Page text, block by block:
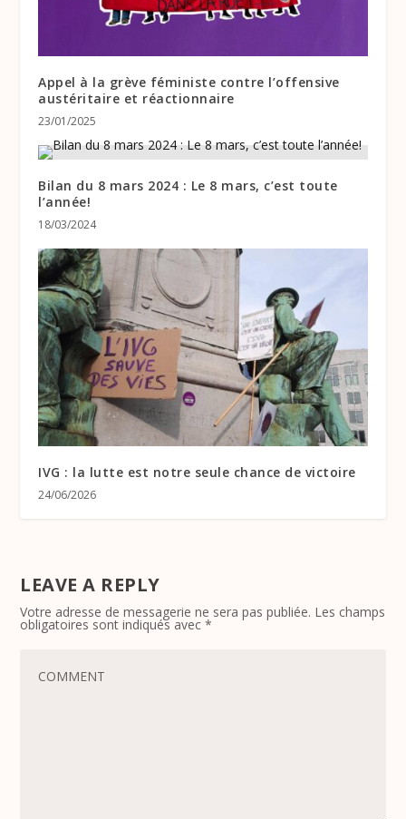
Appel à la grève féministe contre l’offensive
austéritaire et réactionnaire
23/01/2025
Bilan du 8 mars 2024 : Le 8 mars, c’est toute
l’année!
18/03/2024
IVG : la lutte est notre seule chance de victoire
24/06/2026
LEAVE A REPLY
Votre adresse de messagerie ne sera pas publiée. Les champs
obligatoires sont indiqués avec*